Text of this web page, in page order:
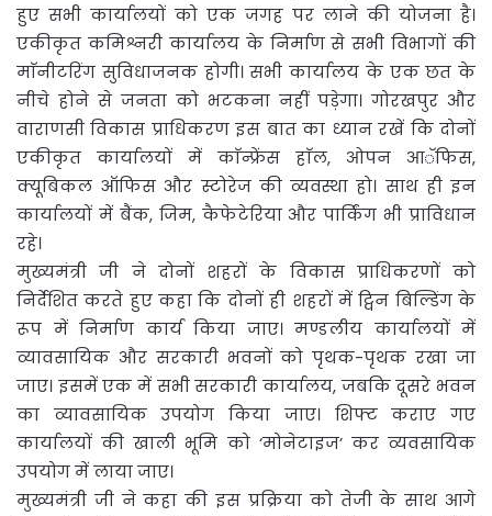
हुए सभी कार्यालयों को एक जगह पर लाने की योजना है।
एकीकृत कमिश्नरी कार्यालय के निर्माण से सभी विभागों की
माॅनीटरिंग सुविधाजनक होगी। सभी कार्यालय के एक छत के
नीचे होने से जनता को भटकना नहीं पड़ेगा। गोरखपुर और
वाराणसी विकास प्राधिकरण इस बात का ध्यान रखें कि दोनों
एकीकृत कार्यालयों में काॅन्फ्रेंस हाॅल, ओपन आॅफिस,
क्यूबिकल ऑफिस और स्टोरेज की व्यवस्था हो। साथ ही इन
कार्यालयों में बैंक, जिम, कैफेटेरिया और पार्किंग भी प्राविधान
रहे।
मुख्यमंत्री जी ने दोनों शहरों के विकास प्राधिकरणों को
निर्देशित करते हुए कहा कि दोनों ही शहरों में ट्विन बिल्डिंग के
रूप में निर्माण कार्य किया जाए। मण्डलीय कार्यालयों में
व्यावसायिक और सरकारी भवनों को पृथक-पृथक रखा जा
जाए। इसमें एक में सभी सरकारी कार्यालय, जबकि दूसरे भवन
का व्यावसायिक उपयोग किया जाए। शिफ्ट कराए गए
कार्यालयों की खाली भूमि को ‘मोनेटाइज’ कर व्यवसायिक
उपयोग में लाया जाए।
मुख्यमंत्री जी ने कहा की इस प्रक्रिया को तेजी के साथ आगे